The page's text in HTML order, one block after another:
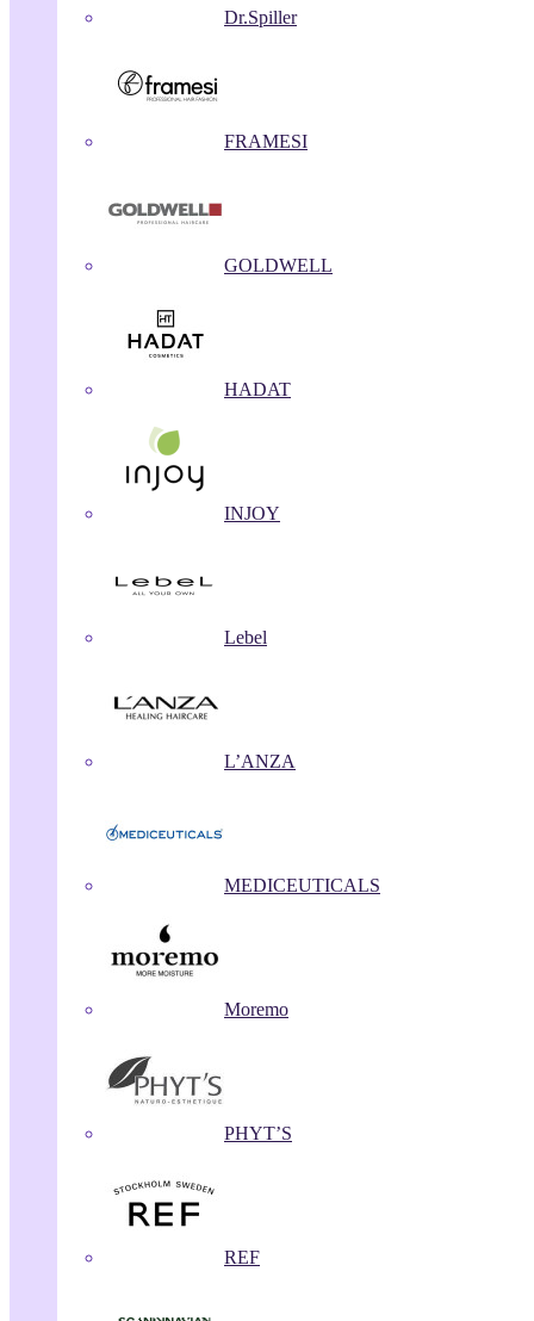
Dr.Spiller
FRAMESI
GOLDWELL
HADAT
INJOY
Lebel
L’ANZA
MEDICEUTICALS
Moremo
PHYT’S
REF